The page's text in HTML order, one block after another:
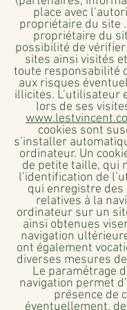
place avec
propriétaire du site
propriétaire du
possibilité de
sites ainsi visités
toute responsabilité
aux risques
illicites. L’utilisateur
lors de ses
cookies sont
s’installer
ordinateur. Un
de petite taille, qui
l’identification de
qui enregistre
relatives à la
ordinateur sur un
ainsi obtenues
navigation
ont également
diverses mesures
Le paramétrage
navigation permet
présence de
éventuellement,